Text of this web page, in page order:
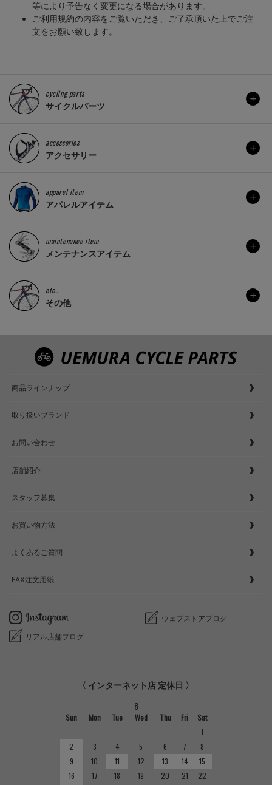
等により予告なく変更になる場合があります。
ご利用規約の内容をご覧いただき、ご了承頂いた上でご注
文をお願い致します。
cycling parts
サイクルパーツ
accessories
アクセサリー
apparel item
アパレルアイテム
maintenance item
メンテナンスアイテム
etc..
その他
商品ラインナップ
取り扱いブランド
お問い合わせ
店舗紹介
スタッフ募集
お買い物方法
よくあるご質問
FAX注文用紙
ウェブストアブログ
リアル店舗ブログ
〈 インターネット店 定休日 〉
8
Sun Mon Tue Wed Thu Fri
Sat
1
2
3 4 5 6 7
8
9
10 11 12 13 14
15
16
17 18 19 20 21 22